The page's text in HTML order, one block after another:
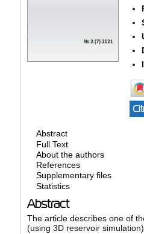
Abstract
Full Text
About the authors
References
Supplementary files
Statistics
Abstract
The article describes one of
(using 3D reservoir